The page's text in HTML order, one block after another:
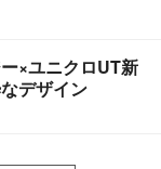
×ユニクロUT新
デザイン